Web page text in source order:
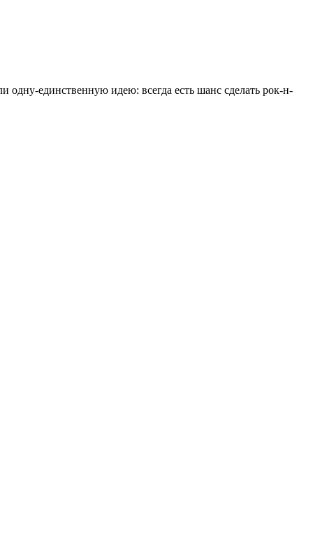
одну-единственную идею: всегда есть шанс сделать рок-н-